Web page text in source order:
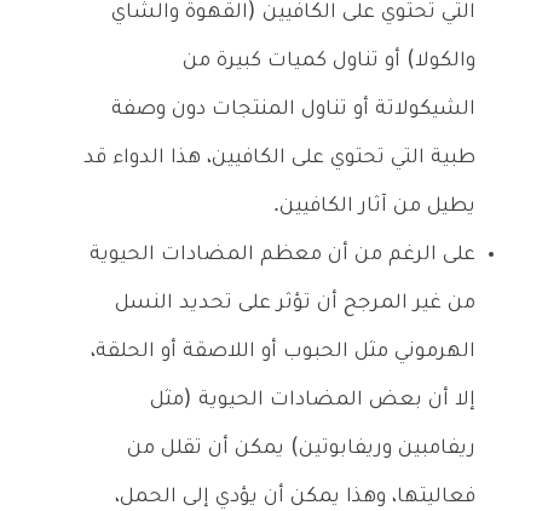
التي تحتوي على الكافيين (القهوة والشاي
والكولا) أو تناول كميات كبيرة من
الشيكولاتة أو تناول المنتجات دون وصفة
طبية التي تحتوي على الكافيين، هذا الدواء قد
يطيل من آثار الكافيين.
على الرغم من أن معظم المضادات الحيوية
من غير المرجح أن تؤثر على تحديد النسل
الهرموني مثل الحبوب أو اللاصقة أو الحلقة،
إلا أن بعض المضادات الحيوية (مثل
ريفامبين وريفابوتين) يمكن أن تقلل من
فعاليتها، وهذا يمكن أن يؤدي إلى الحمل،